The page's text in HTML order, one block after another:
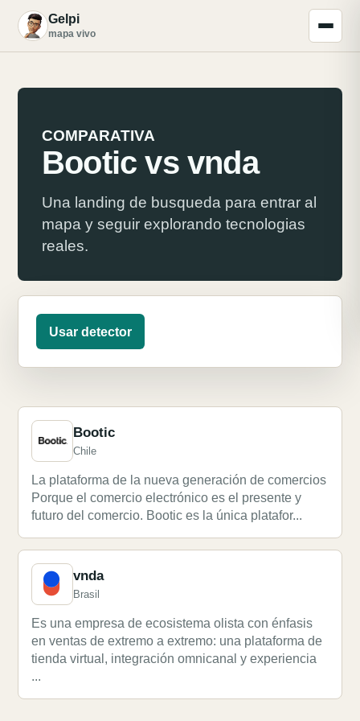
G Gelpi
mapa vivo
COMPARATIVA
Bootic vs vnda
Una landing de busqueda para entrar al
mapa y seguir explorando tecnologias
reales.
Usar detector
Bootic
Chile
La plataforma de la nueva generación de comercios
Porque el comercio electrónico es el presente y
futuro del comercio. Bootic es la única platafor...
vnda
Brasil
Es una empresa de ecosistema olista con énfasis
en ventas de extremo a extremo: una plataforma de
tienda virtual, integración omnicanal y experiencia
...